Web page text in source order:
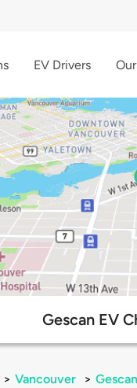
EV Drivers
Gescan EV
> Vancouver > Gescan